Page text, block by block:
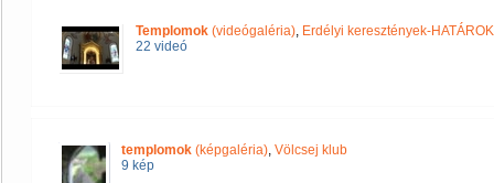
Templomok (videógaléria), Erdélyi keresztények-
22 videó
templomok (képgaléria), Völcsej klub
9 kép